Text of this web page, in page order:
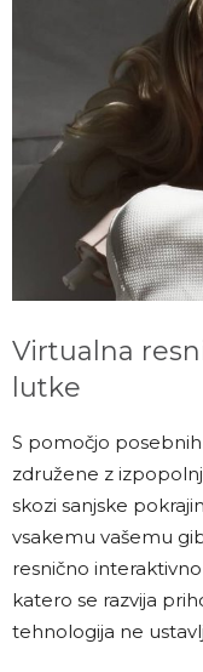
Virtualna
lutke
S pomočjo
združene z
skozi sanjske
vsakemu vašemu
resnično
katero se razvija
tehnologija ne